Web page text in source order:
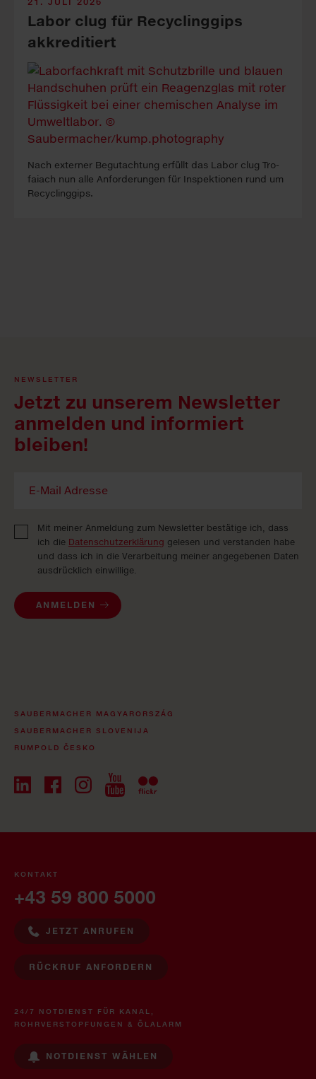
Labor clug für Recyclinggips
akkreditiert
Nach ex­ter­ner Be­gutacht­ung erfüllt das La­bor clug Tro­
faiach nun alle An­forder­ung­en für In­spekt­ion­en rund um
Re­cyc­ling­gips.
NEWSLETTER
Jetzt zu unserem Newsletter
anmelden und informiert
bleiben!
Mit meiner Anmeldung zum Newsletter bestätige ich, dass
ich die Datenschutzerklärung gelesen und verstanden habe
und dass ich in die Verarbeitung meiner angegebenen Daten
ausdrücklich einwillige.
ANMELDEN
SAUBERMACHER MAGYARORSZÁG
SAUBERMACHER SLOVENIJA
RUMPOLD ČESKO
KONTAKT
+43 59 800 5000
JETZT ANRUFEN
RÜCKRUF ANFORDERN
24/7 NOTDIENST FÜR KANAL,
ROHRVERSTOPFUNGEN & ÖLALARM
NOTDIENST WÄHLEN